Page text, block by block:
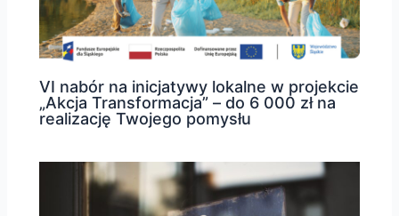
VI nabór na inicjatywy lokalne w projekcie
„Akcja Transformacja” – do 6 000 zł na
realizację Twojego pomysłu